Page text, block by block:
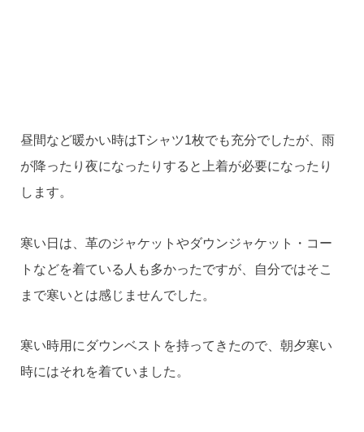
昼間など暖かい時はTシャツ1枚でも充分でしたが、雨
が降ったり夜になったりすると上着が必要になったり
します。
寒い日は、革のジャケットやダウンジャケット・コー
トなどを着ている人も多かったですが、自分ではそこ
まで寒いとは感じませんでした。
寒い時用にダウンベストを持ってきたので、朝夕寒い
時にはそれを着ていました。